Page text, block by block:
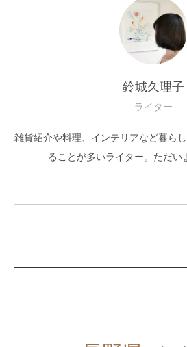
鈴城久理子
ライター
雑貨紹介や料理、インテリアなど暮ら
ることが多いライター。ただい